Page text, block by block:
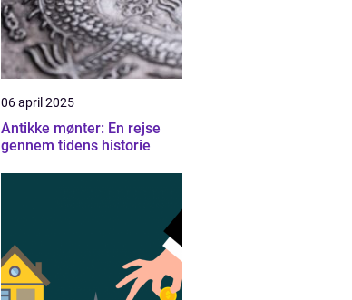
06 april 2025
Antikke mønter: En rejse
gennem tidens historie